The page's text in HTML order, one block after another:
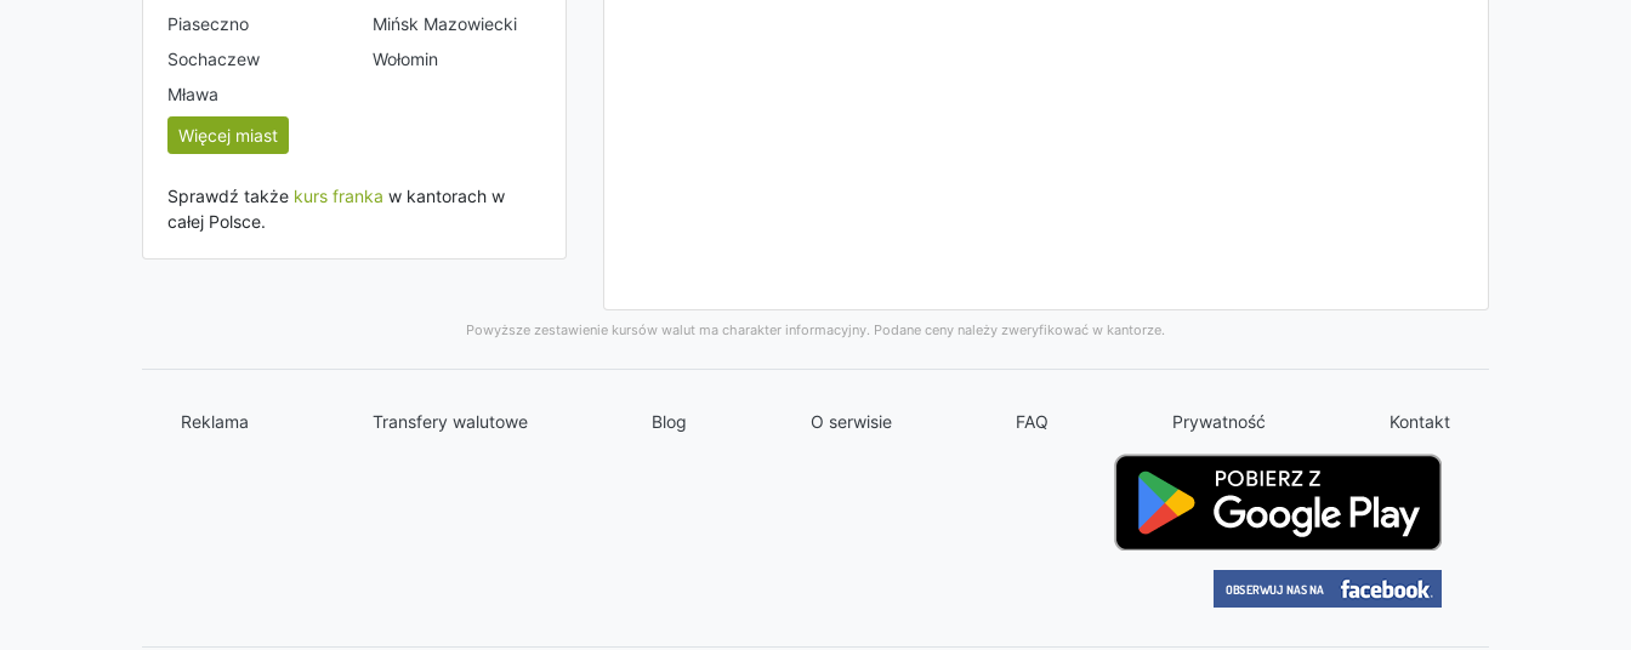
Piaseczno
Mińsk Mazowiecki
Sochaczew
Wołomin
Mława
Więcej miast
Sprawdź także kurs franka w kantorach w
całej Polsce.
Powyższe zestawienie kursów walut ma charakter informacyjny. Podane ceny należy zweryfikować w kantorze.
Reklama Transfery walutowe Blog O serwisie FAQ Prywatność Kontakt